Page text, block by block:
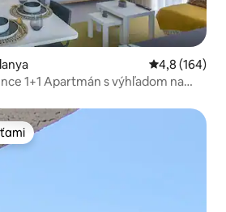
Priemerné
4,8 (164)
1+1 Apartmán s výhľadom na